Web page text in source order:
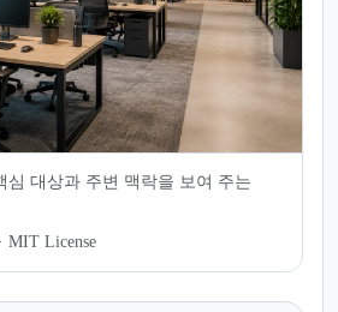
심 대상과 주변 맥락을 보여 주는
MIT License